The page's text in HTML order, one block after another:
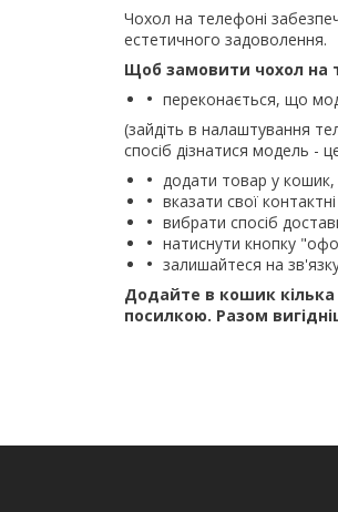
Чохол на телефоні
естетичного задоволення.
Щоб замовити чохол на
переконається, що
(зайдіть в налаштування
спосіб дізнатися модель -
додати товар у
вказати свої контактні
вибрати спосіб
натиснути кнопку
залишайтеся на
Додайте в кошик
посилкою. Разом